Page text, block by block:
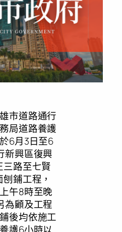
市道路通行
局道路養護
6月3日至6
新興區復興
路至七賢
鋪工程，
午8時至晚
為顧及工程
後均依施工